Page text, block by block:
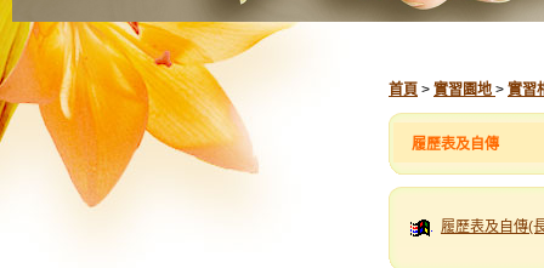
首頁 > 實習園地 > 實習
履歷表及自傳
履歷表及自傳(